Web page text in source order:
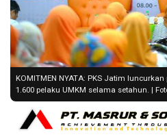
KOMITMEN NYATA: PKS Jatim
1.600 pelaku UMKM selama setahun. |